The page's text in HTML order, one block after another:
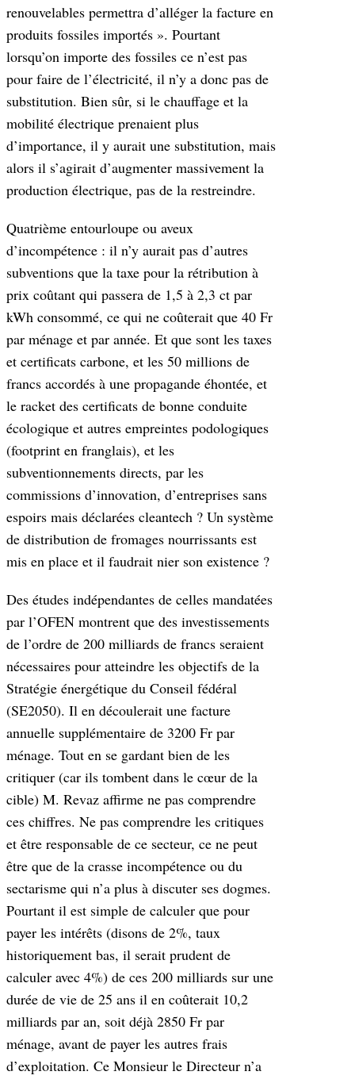
renouvelables permettra d’alléger la facture en
produits fossiles importés ». Pourtant
lorsqu’on importe des fossiles ce n’est pas
pour faire de l’électricité, il n’y a donc pas de
substitution. Bien sûr, si le chauffage et la
mobilité électrique prenaient plus
d’importance, il y aurait une substitution, mais
alors il s’agirait d’augmenter massivement la
production électrique, pas de la restreindre.
Quatrième entourloupe ou aveux
d’incompétence : il n’y aurait pas d’autres
subventions que la taxe pour la rétribution à
prix coûtant qui passera de 1,5 à 2,3 ct par
kWh consommé, ce qui ne coûterait que 40 Fr
par ménage et par année. Et que sont les taxes
et certificats carbone, et les 50 millions de
francs accordés à une propagande éhontée, et
le racket des certificats de bonne conduite
écologique et autres empreintes podologiques
(footprint en franglais), et les
subventionnements directs, par les
commissions d’innovation, d’entreprises sans
espoirs mais déclarées cleantech ? Un système
de distribution de fromages nourrissants est
mis en place et il faudrait nier son existence ?
Des études indépendantes de celles mandatées
par l’OFEN montrent que des investissements
de l’ordre de 200 milliards de francs seraient
nécessaires pour atteindre les objectifs de la
Stratégie énergétique du Conseil fédéral
(SE2050). Il en découlerait une facture
annuelle supplémentaire de 3200 Fr par
ménage. Tout en se gardant bien de les
critiquer (car ils tombent dans le cœur de la
cible) M. Revaz affirme ne pas comprendre
ces chiffres. Ne pas comprendre les critiques
et être responsable de ce secteur, ce ne peut
être que de la crasse incompétence ou du
sectarisme qui n’a plus à discuter ses dogmes.
Pourtant il est simple de calculer que pour
payer les intérêts (disons de 2%, taux
historiquement bas, il serait prudent de
calculer avec 4%) de ces 200 milliards sur une
durée de vie de 25 ans il en coûterait 10,2
milliards par an, soit déjà 2850 Fr par
ménage, avant de payer les autres frais
d’exploitation. Ce Monsieur le Directeur n’a